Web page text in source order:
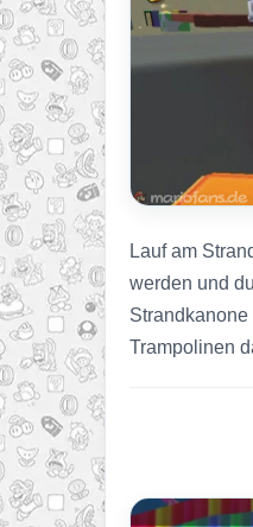
Lauf am
werden und
Trampolinen